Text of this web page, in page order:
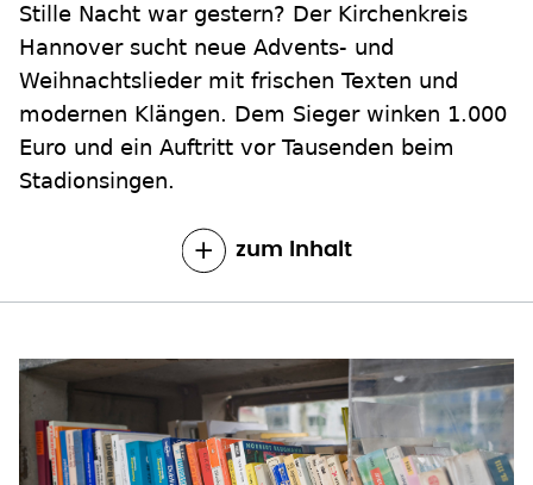
Stille Nacht war gestern? Der Kirchenkreis
Hannover sucht neue Advents- und
Weihnachtslieder mit frischen Texten und
modernen Klängen. Dem Sieger winken 1.000
Euro und ein Auftritt vor Tausenden beim
Stadionsingen.
zum Inhalt